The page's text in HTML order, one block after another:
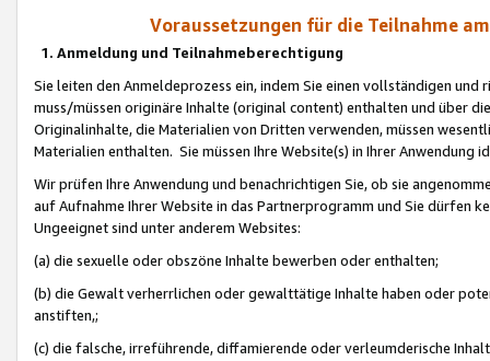
Voraussetzungen für die Teilnahme
1. Anmeldung und Teilnahmeberechtigung
Sie leiten den Anmeldeprozess ein, indem Sie einen vollständigen
muss/müssen originäre Inhalte (original content) enthalten und über
Originalinhalte, die Materialien von Dritten verwenden, müssen
Materialien enthalten. Sie müssen Ihre Website(s) in Ihrer Anwendung
Wir prüfen Ihre Anwendung und benachrichtigen Sie, ob sie
auf Aufnahme Ihrer Website in das Partnerprogramm und Sie dürfen
Ungeeignet sind unter anderem Websites:
(a) die sexuelle oder obszöne Inhalte bewerben oder enthalten;
(b) die Gewalt verherrlichen oder gewalttätige Inhalte haben oder
anstiften,;
(c) die falsche, irreführende, diffamierende oder verleumderische